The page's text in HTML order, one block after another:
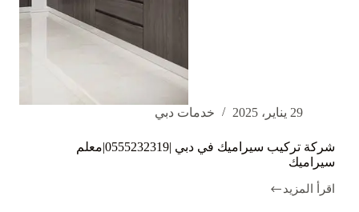
29 يناير، 2025 خدمات دبي
شركة تركيب سيراميك في دبي |0555232319|معلم
سيراميك
اقرأ المزيد
شركة